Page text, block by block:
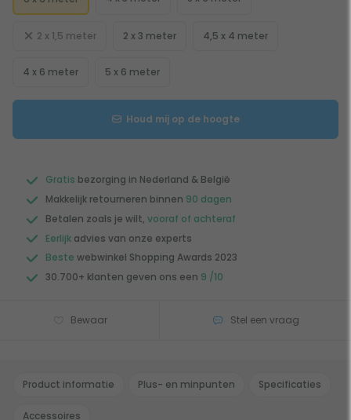
2 x 1,5 meter 2 x 3 meter 4,5 x 4 meter
4 x 6 meter 5 x 6 meter
Houd mij op de hoogte
Gratis bezorging in Nederland & België
Makkelijk retourneren binnen 90 dagen
Betalen zoals je wilt, vooraf of achteraf
Eerlijk advies van onze experts
Beste webwinkel Shopping Awards 2023
30.700+ klanten geven ons een 9 /10
Bewaar Stel een vraag
Product informatie Plus- en minpunten Specificaties
Accessoires